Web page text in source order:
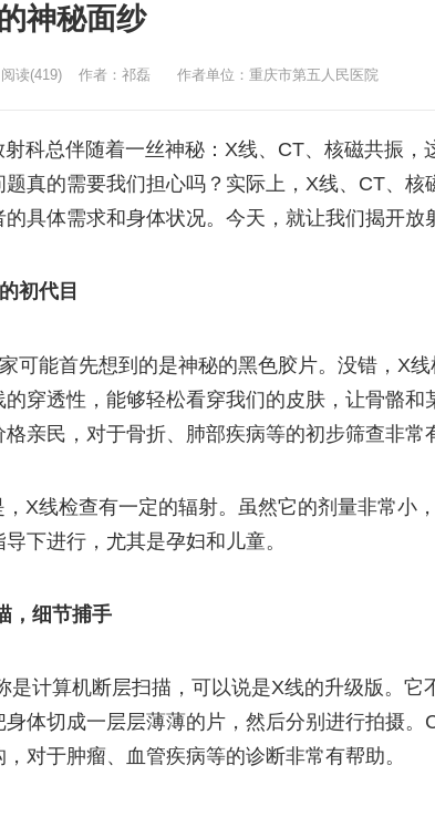
神秘面纱
作者：祁磊 作者单位：重庆市第五人民医院
阅读(419)
科总伴随着一丝神秘：X线、CT、核磁共振，
真的需要我们担心吗？实际上，X线、CT、核
具体需求和身体状况。今天，就让我们揭开放
初代目
可能首先想到的是神秘的黑色胶片。没错，X
的穿透性，能够轻松看穿我们的皮肤，让骨骼
亲民，对于骨折、肺部疾病等的初步筛查非常
，X线检查有一定的辐射。虽然它的剂量非常小
下进行，尤其是孕妇和儿童。
，细节捕手
是计算机断层扫描，可以说是X线的升级版。它
体切成一层层薄薄的片，然后分别进行拍摄
对于肿瘤、血管疾病等的诊断非常有帮助。